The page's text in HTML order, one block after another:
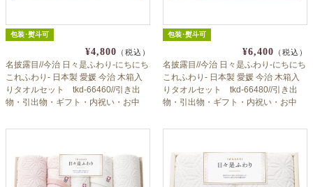
包装･熨斗可
¥4,800 （税込）
名披露目//今治 日々是ふわり-にちにち
これふわり- 日本製 愛媛 今治 木箱入
りタオルセット tkd-66460//引き出
物・引出物・ギフト・内祝い・お中
包装･熨斗可
¥6,400 （税込）
名披露目//今治 日々是ふわり-にちにち
これふわり- 日本製 愛媛 今治 木箱入
りタオルセット tkd-66480//引き出
物・引出物・ギフト・内祝い・お中